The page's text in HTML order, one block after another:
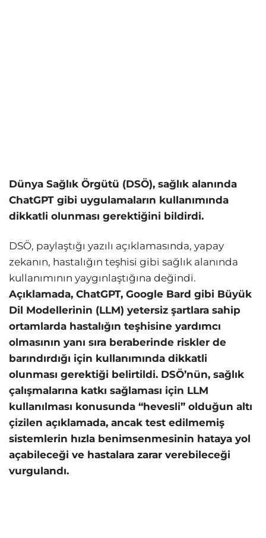
Dünya Sağlık Örgütü (DSÖ), sağlık alanında
ChatGPT gibi uygulamaların kullanımında
dikkatli olunması gerektiğini bildirdi.
DSÖ, paylaştığı yazılı açıklamasında, yapay
zekanın, hastalığın teşhisi gibi sağlık alanında
kullanımının yaygınlaştığına değindi.
Açıklamada, ChatGPT, Google Bard gibi Büyük
Dil Modellerinin (LLM) yetersiz şartlara sahip
ortamlarda hastalığın teşhisine yardımcı
olmasının yanı sıra beraberinde riskler de
barındırdığı için kullanımında dikkatli
olunması gerektiği belirtildi. DSÖ’nün, sağlık
çalışmalarına katkı sağlaması için LLM
kullanılması konusunda “hevesli” olduğun altı
çizilen açıklamada, ancak test edilmemiş
sistemlerin hızla benimsenmesinin hataya yol
açabileceği ve hastalara zarar verebileceği
vurgulandı.